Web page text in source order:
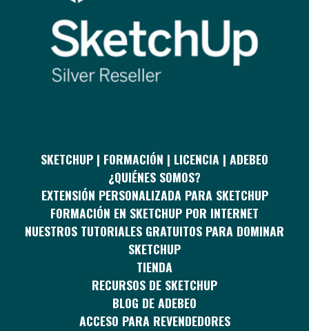
SKETCHUP | FORMACIÓN | LICENCIA | ADEBEO
¿QUIÉNES SOMOS?
EXTENSIÓN PERSONALIZADA PARA SKETCHUP
FORMACIÓN EN SKETCHUP POR INTERNET
NUESTROS TUTORIALES GRATUITOS PARA DOMINAR
SKETCHUP
TIENDA
RECURSOS DE SKETCHUP
BLOG DE ADEBEO
ACCESO PARA REVENDEDORES